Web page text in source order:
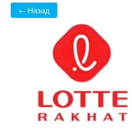
← Назад